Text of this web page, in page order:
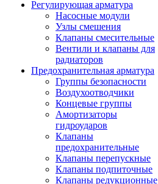
Регулирующая арматура
Насосные модули
Узлы смешения
Клапаны смесительные
Вентили и клапаны для
радиаторов
Предохранительная арматура
Группы безопасности
Воздухоотводчики
Концевые группы
Амортизаторы
гидроударов
Клапаны
предохранительные
Клапаны перепускные
Клапаны подпиточные
Клапаны редукционные